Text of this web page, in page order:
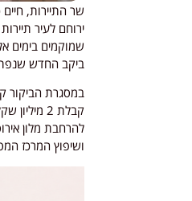
שר התיירות,
ירוחם לעיר
שמוקמים בימים
ביקב החדש
במסגרת הביקור
קבלת 2
להרחבת מלון
ושיפוץ המרכז